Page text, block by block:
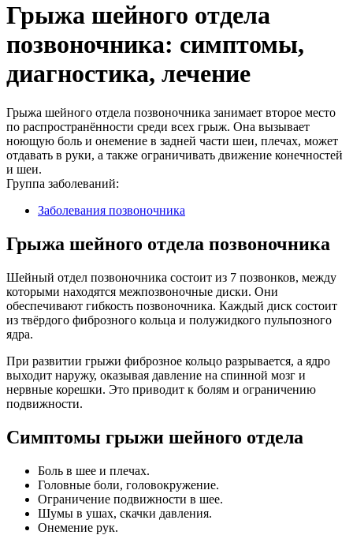
Грыжа шейного отдела
позвоночника: симптомы,
диагностика, лечение
Грыжа шейного отдела позвоночника занимает второе место
по распространённости среди всех грыж. Она вызывает
ноющую боль и онемение в задней части шеи, плечах, может
отдавать в руки, а также ограничивать движение конечностей
и шеи.
Группа заболеваний:
Заболевания позвоночника
Грыжа шейного отдела позвоночника
Шейный отдел позвоночника состоит из 7 позвонков, между
которыми находятся межпозвоночные диски. Они
обеспечивают гибкость позвоночника. Каждый диск состоит
из твёрдого фиброзного кольца и полужидкого пульпозного
ядра.
При развитии грыжи фиброзное кольцо разрывается, а ядро
выходит наружу, оказывая давление на спинной мозг и
нервные корешки. Это приводит к болям и ограничению
подвижности.
Симптомы грыжи шейного отдела
Боль в шее и плечах.
Головные боли, головокружение.
Ограничение подвижности в шее.
Шумы в ушах, скачки давления.
Онемение рук.